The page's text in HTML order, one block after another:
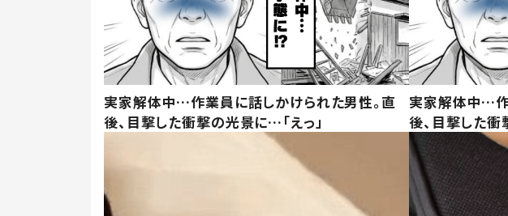
実家解体中…作業員に話しかけられた男性。直
後、目撃した衝撃の光景に…「えっ」
実家解体中…
後、目撃した衝